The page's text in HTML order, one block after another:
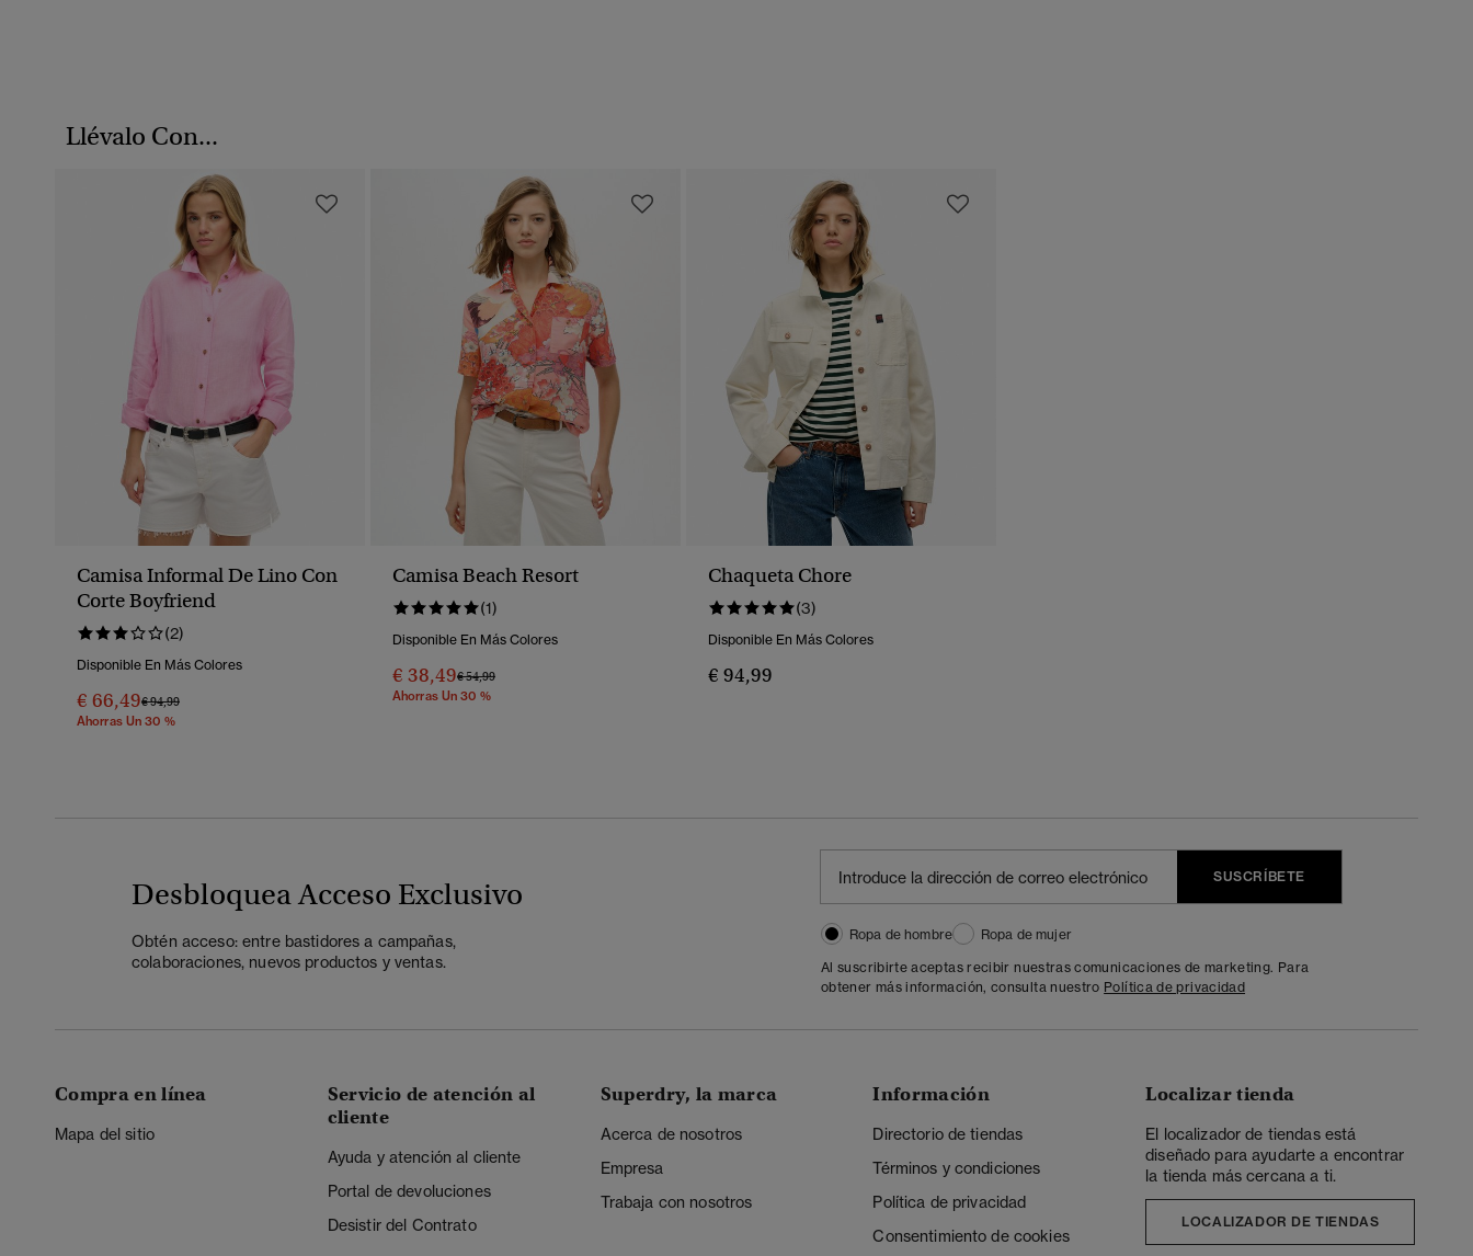
Llévalo Con...
Camisa Informal De Lino Con
Corte Boyfriend
(2)
Disponible En Más Colores
€ 66,49Precio Rebajado De
€ 94,99A
Ahorras Un 30 %
Camisa Beach Resort
(1)
Disponible En Más Colores
€ 38,49Precio Rebajado De
€ 54,99A
Ahorras Un 30 %
Chaqueta Chore
(3)
Disponible En Más Colores
€ 94,99
Desbloquea Acceso Exclusivo
Obtén acceso: entre bastidores a campañas,
colaboraciones, nuevos productos y ventas.
SUSCRÍBETE
Ropa de hombre
Ropa de mujer
Al suscribirte aceptas recibir nuestras comunicaciones de marketing. Para
obtener más información, consulta nuestro Política de privacidad
Compra en línea
Mapa del sitio
Servicio de atención al
cliente
Ayuda y atención al cliente
Portal de devoluciones
Desistir del Contrato
Superdry, la marca
Acerca de nosotros
Empresa
Trabaja con nosotros
Información
Directorio de tiendas
Términos y condiciones
Política de privacidad
Consentimiento de cookies
Localizar tienda
El localizador de tiendas está
diseñado para ayudarte a encontrar
la tienda más cercana a ti.
LOCALIZADOR DE TIENDAS